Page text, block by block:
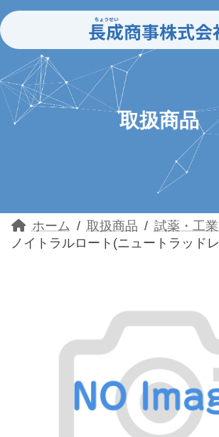
ン
テ
ン
ス
キ
ッ
ビ
ゲ
ー
ン
に
移
取扱商品
ホーム 取扱商品
試薬・工
ノイトラルロート(ニュートラッド